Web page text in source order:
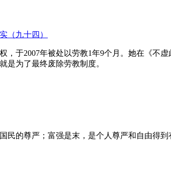
（九十四）
，于2007年被处以劳教1年9个月。她在《不
是为了最终废除劳教制度。
民的尊严；富强是末，是个人尊严和自由得